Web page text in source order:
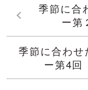
季節に
ー第
季節に合わ
ー第4